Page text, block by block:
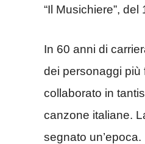
“Il Musichiere”, del
In 60 anni di
dei personaggi più
collaborato in
canzone italiane.
segnato un’epoca.